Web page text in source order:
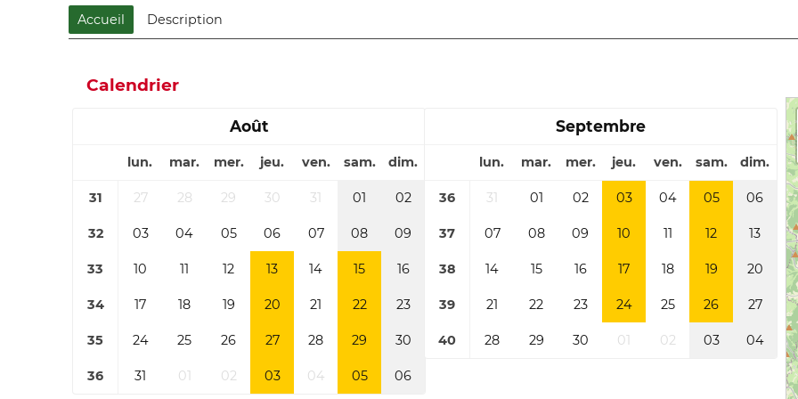
Accueil Description
Calendrier
Août
lun. mar. mer. jeu. ven. sam. dim.
31 27 28 29 30 31 01 02
32 03 04 05 06 07 08 09
33 10 11 12 13 14 15 16
34 17 18 19 20 21 22 23
35 24 25 26 27 28 29 30
36 31 01 02 03 04 05 06
Septembre
lun. mar. mer. jeu. ven. sam. dim.
36 31 01 02 03 04 05 06
37 07 08 09 10 11 12 13
38 14 15 16 17 18 19 20
39 21 22 23 24 25 26 27
40 28 29 30 01 02 03 04